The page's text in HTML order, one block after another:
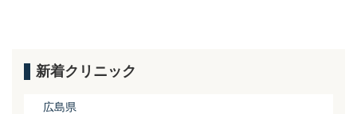
新着クリニック
広島県